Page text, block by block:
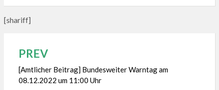
[shariff]
Beitragsnavigation
PREV
[Amtlicher Beitrag] Bundesweiter Warntag am
08.12.2022 um 11:00 Uhr